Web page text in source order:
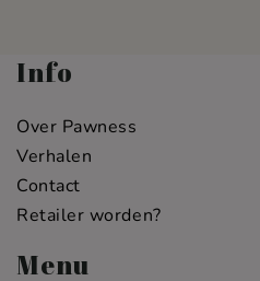
Info
Over Pawness
Verhalen
Contact
Retailer worden?
Menu